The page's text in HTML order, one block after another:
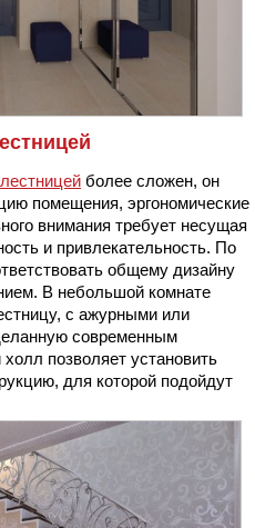
более сложен, он
помещения, эргономические
внимания требует несущая
и привлекательность. По
общему дизайну
В небольшой комнате
с ажурными или
современным
позволяет установить
для которой подойдут